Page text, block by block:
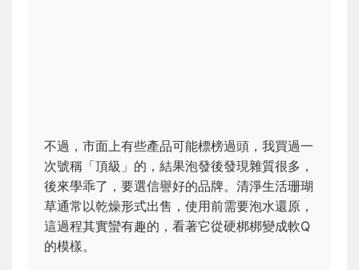
不過，市面上有些產品可能標榜過頭，我買過一
次號稱「頂級」的，結果泡發後發現雜質很多，
後來學乖了，要選信譽好的品牌。清淨生活珊瑚
草通常以乾燥形式出售，使用前需要泡水還原，
這過程其實蠻有趣的，看著它從硬梆梆變成軟Q
的模樣。